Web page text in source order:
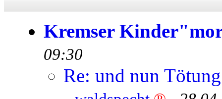
Kremser
09:30
Re: und nun